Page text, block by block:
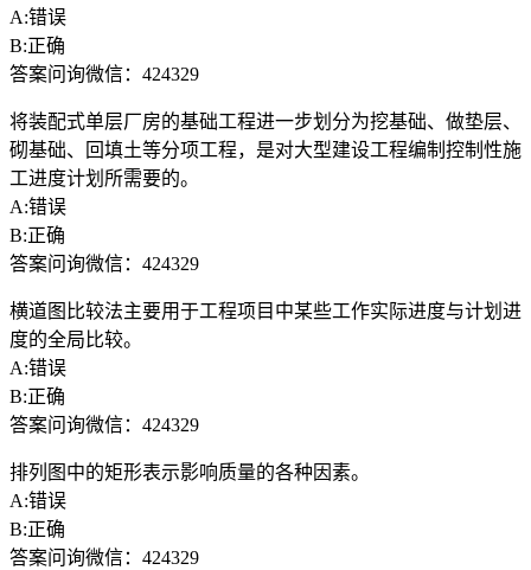
A:错误
B:正确
答案问询微信：424329
将装配式单层厂房的基础工程进一步划分为挖基础、做垫层、
砌基础、回填土等分项工程，是对大型建设工程编制控制性施
工进度计划所需要的。
A:错误
B:正确
答案问询微信：424329
横道图比较法主要用于工程项目中某些工作实际进度与计划进
度的全局比较。
A:错误
B:正确
答案问询微信：424329
排列图中的矩形表示影响质量的各种因素。
A:错误
B:正确
答案问询微信：424329